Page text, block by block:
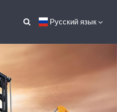
Русский язык